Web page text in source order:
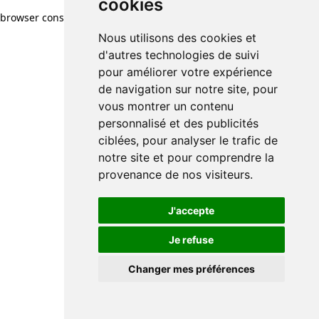
cookies
Nous utilisons des cookies et
d'autres technologies de suivi
pour améliorer votre expérience
de navigation sur notre site, pour
vous montrer un contenu
personnalisé et des publicités
ciblées, pour analyser le trafic de
notre site et pour comprendre la
provenance de nos visiteurs.
J'accepte
Je refuse
Changer mes préférences
browser console for more information)